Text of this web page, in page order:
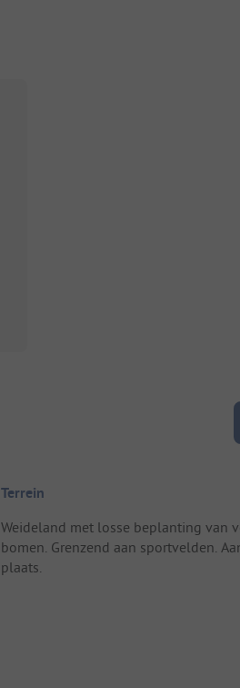
Terrein
Weideland met losse beplanting van
bomen. Grenzend aan sportvelden.
plaats.